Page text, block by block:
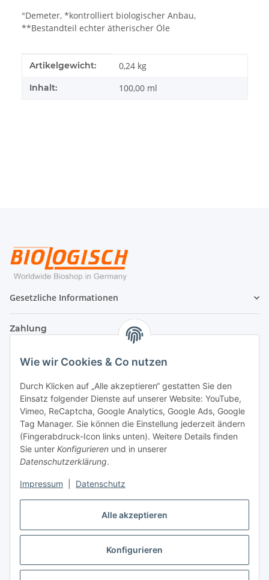
Alle akzeptieren
Konfigurieren
Wie wir Cookies & Co nutzen
Durch Klicken auf „Alle akzeptieren“ gestatten Sie den
Einsatz folgender Dienste auf unserer Website: YouTube,
Vimeo, ReCaptcha, Google Analytics, Google Ads, Google
Tag Manager. Sie können die Einstellung jederzeit ändern
(Fingerabdruck-Icon links unten). Weitere Details finden
Sie unter Konfigurieren und in unserer
Datenschutzerklärung.
Impressum Datenschutz
°Demeter, *kontrolliert biologischer Anbau,
**Bestandteil echter ätherischer Öle
Produkteigenschaft
Wert
Artikelgewicht: 0,24 kg
Inhalt: 100,00 ml
Gesetzliche Informationen
Zahlung
Versand
Vertrag widerrufen
* Alle Preise inkl. gesetzlicher USt., zzgl.Versand